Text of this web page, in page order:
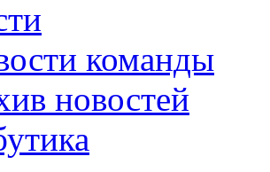
команды
новостей